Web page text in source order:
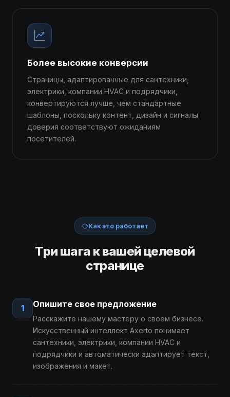
Более высокие конверсии
Страницы, адаптированные для сантехники,
электрики, компании HVAC и подрядчики,
конвертируются лучше, чем стандартные
шаблоны, поскольку контент, дизайн и сигналы
доверия соответствуют ожиданиям
посетителей.
Как это работает
Три шага к вашей целевой
странице
1 Опишите свое предложение
Расскажите нашему мастеру о своем бизнесе.
Искусственный интеллект Axerto понимает
сантехники, электрики, компании HVAC и
подрядчики и автоматически адаптирует текст,
изображения и макет.